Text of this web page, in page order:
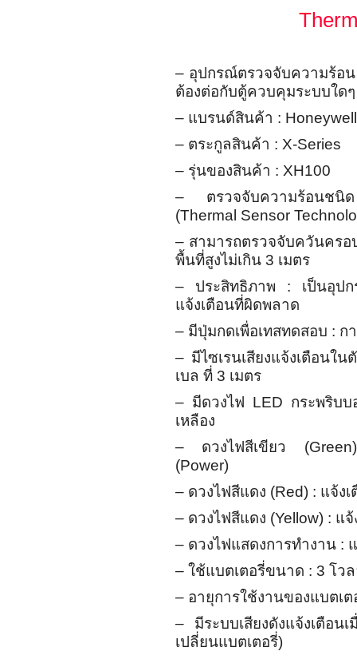
– อุปกรณ์ตรวจจับความร้อ
ต้องต่อกับตู้ควบคุมระบบใดๆ
– แบรนด์สินค้า : Honeywell
– ตระกูลสินค้า : X-Series
– รุ่นของสินค้า : XH100
– ตรวจจับความร้อนชนิ
(Thermal Sensor
– สามารถตรวจจับควันครอ
พื้นที่สูงไม่เกิน 3 เมตร
– ประสิทธิภาพ : เป็นอุปก
แจ้งเตือนที่ผิดพลาด
– มีปุ่มกดเพื่อเทสทดสอบ : ก
– มีไซเรนเสียงแจ้งเตือนใ
เบล ที่ 3 เมตร
– มีดวงไฟ LED กระพริบ
เหลือง
– ดวงไฟสีเขียว
(Power)
– ดวงไฟสีแดง (Red) : แจ้ง
– ดวงไฟสีแดง (Yellow) : แ
– ดวงไฟแสดงการทำงาน :
– ใช้แบตเตอรี่ขนาด : 3 โว
– อายุการใช้งานของแบตเ
– มีระบบเสียงดังแจ้งเตือน
เปลี่ยนแบตเตอรี่)